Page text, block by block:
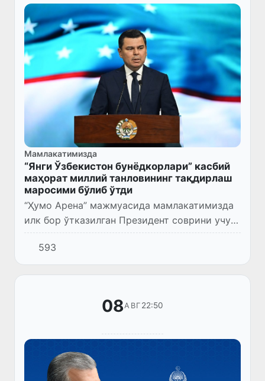
Мамлакатимизда
“Янги Ўзбекистон бунёдкорлари” касбий
маҳорат миллий танловининг тақдирлаш
маросими бўлиб ўтди
“Ҳумо Арена” мажмуасида мамлакатимизда
илк бор ўтказилган Президент соврини учун
“Янги Ўзбекистон бунёдкорлари” касбий
маҳорат миллий танловининг тақдирлаш
маросими бўлиб ўтди.
593
08АВГ 22:50